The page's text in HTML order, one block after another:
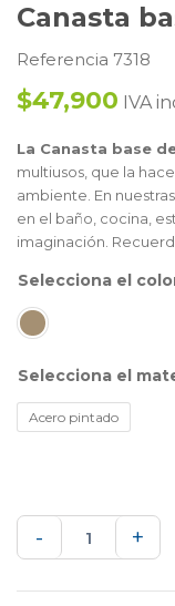
Canasta
Referencia 7318
$47,900 IVA
La Canasta base
multiusos, que la
ambiente. En
en el baño, cocina,
imaginación.
Acero pintado
-
Canasta
+